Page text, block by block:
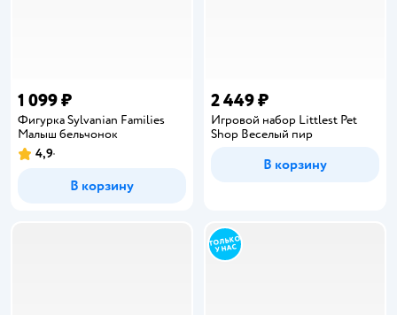
1 099 ₽
Фигурка Sylvanian Families
Малыш бельчонок
Рейтинг:
4,9
В корзину
2 449 ₽
Игровой набор Littlest Pet
Shop Веселый пир
В корзину